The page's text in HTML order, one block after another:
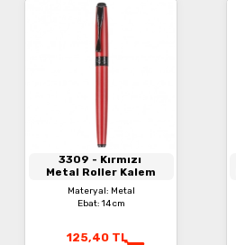
3309 - Kırmızı
Metal Roller Kalem
Materyal: Metal
Ebat: 14 cm
125,40 TL